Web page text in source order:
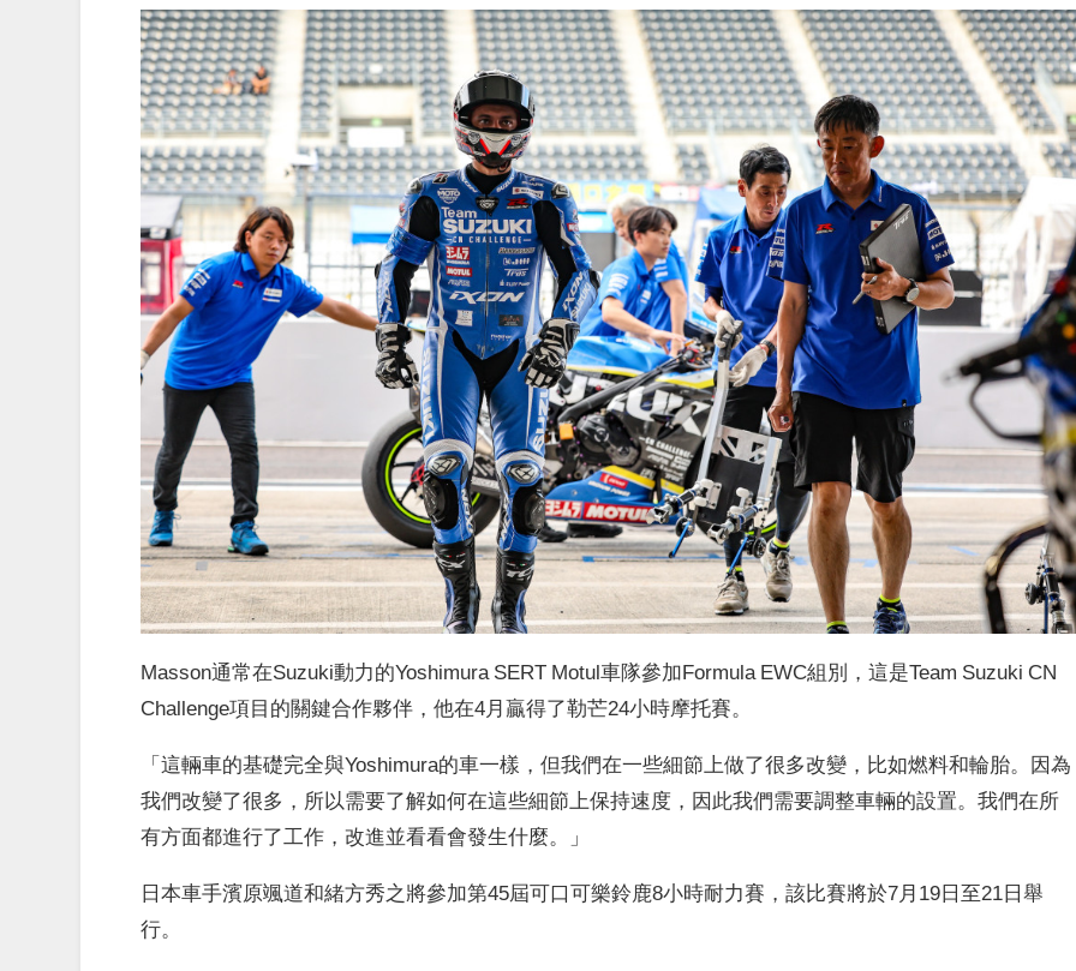
Masson通常在Suzuki動力的Yoshimura SERT Motul車隊參加Formula EWC組別，這是Team Suzuki CN
Challenge項目的關鍵合作夥伴，他在4月贏得了勒芒24小時摩托賽。
「這輛車的基礎完全與Yoshimura的車一樣，但我們在一些細節上做了很多改變，比如燃料和輪胎。因為
我們改變了很多，所以需要了解如何在這些細節上保持速度，因此我們需要調整車輛的設置。我們在所
有方面都進行了工作，改進並看看會發生什麼。」
日本車手濱原颯道和緒方秀之將參加第45屆可口可樂鈴鹿8小時耐力賽，該比賽將於7月19日至21日舉
行。